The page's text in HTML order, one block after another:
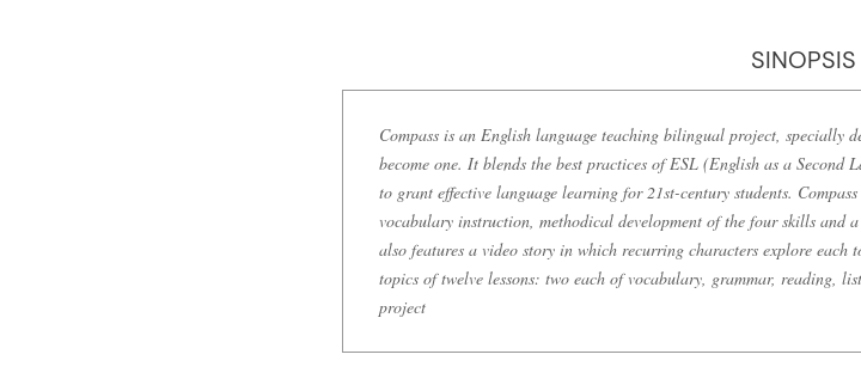
SINOPSIS
Compass is an English language teaching bilingual project, specially
become one. It blends the best practices of ESL (English as a
to grant effective language learning for 21st-century students.
vocabulary instruction, methodical development of the four skills and
also features a video story in which recurring characters explore each
topics of twelve lessons: two each of vocabulary, grammar, reading,
project